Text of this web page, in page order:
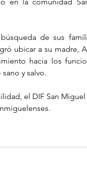
de sus
ubicar a su madre,
hacia los
y salvo.
el DIF San